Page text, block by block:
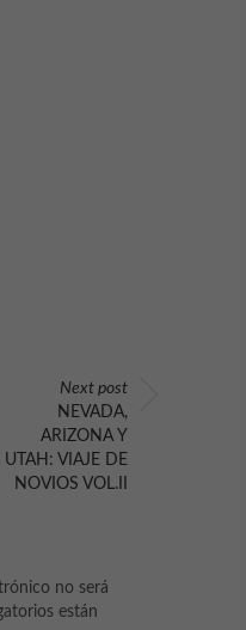
Next post
NEVADA,
ARIZONA Y
UTAH: VIAJE DE
NOVIOS VOL.II
no será
están